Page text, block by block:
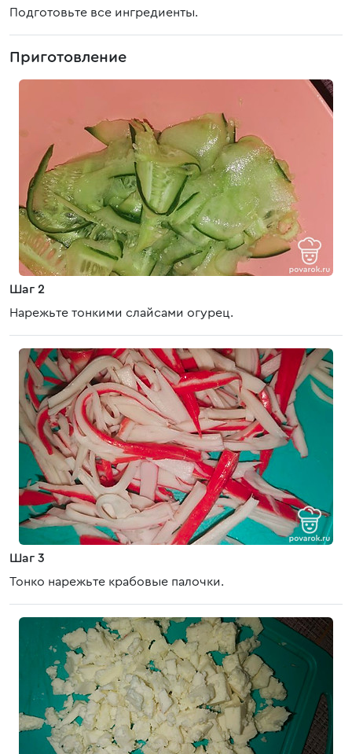
Подготовьте все ингредиенты.
Приготовление
Шаг 2
Нарежьте тонкими слайсами огурец.
Шаг 3
Тонко нарежьте крабовые палочки.